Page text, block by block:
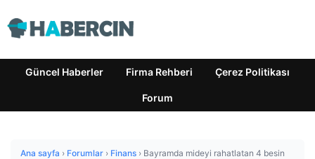
Güncel Haberler Firma Rehberi Çerez Politikası
Forum
Ana sayfa › Forumlar › Finans › Bayramda mideyi rahatlatan 4 besin